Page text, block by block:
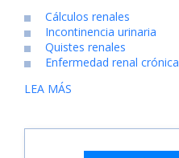
Cálculos renales
Incontinencia urinaria
Quistes renales
Enfermedad renal crónica
LEA MÁS